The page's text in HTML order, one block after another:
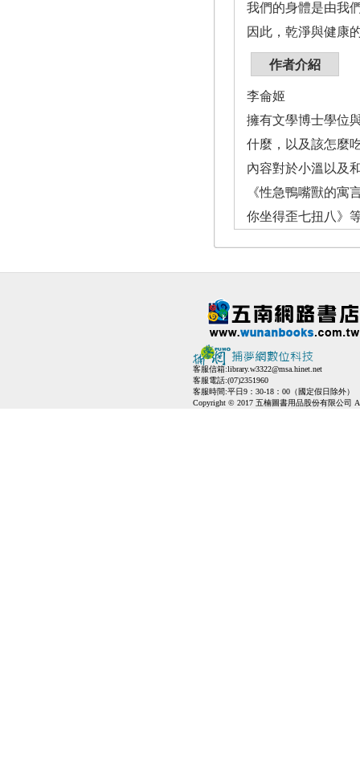
我們的身體是由我
因此，乾淨與健康
作者介紹
李侖姬
擁有文學博士學位
什麼，以及該怎麼
內容對於小溫以及
《性急鴨嘴獸的寓
你坐得歪七扭八》
客服信箱:library.w3322@msa.hinet.net
客服電話:(07)2351960
客服時間:平日9：30-18：00（國定假日除外）
Copyright © 2017 五楠圖書用品股份有限公司